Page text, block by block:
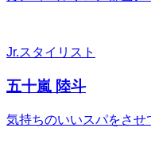
Jr.スタイリスト
五十嵐 陸斗
気持ちのいいスパをさ